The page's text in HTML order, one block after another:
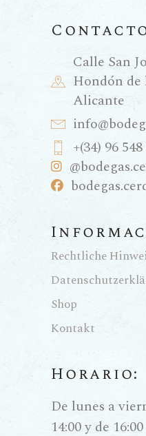
Calle San
Hondón de
Alicante
+(34) 96
Rechtliche
Shop
Kontakt
Horario:
De lunes a
14:00 y de